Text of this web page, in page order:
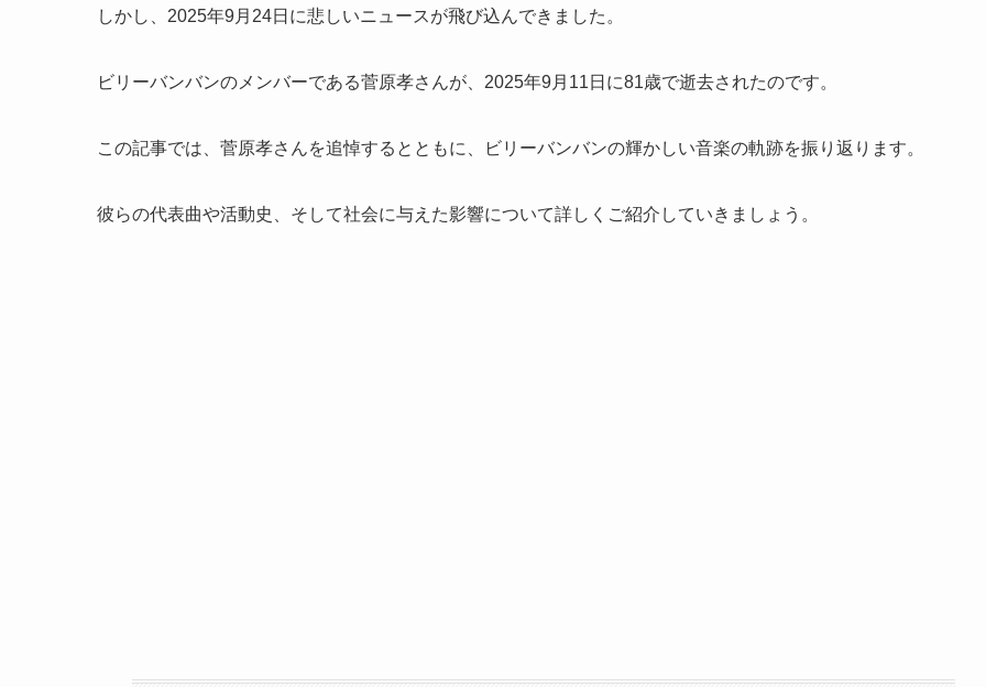
しかし、2025年9月24日に悲しいニュースが飛び込んできました。
ビリーバンバンのメンバーである菅原孝さんが、2025年9月11日に81歳で逝去されたのです。
この記事では、菅原孝さんを追悼するとともに、ビリーバンバンの輝かしい音楽の軌跡を振り返ります。
彼らの代表曲や活動史、そして社会に与えた影響について詳しくご紹介していきましょう。